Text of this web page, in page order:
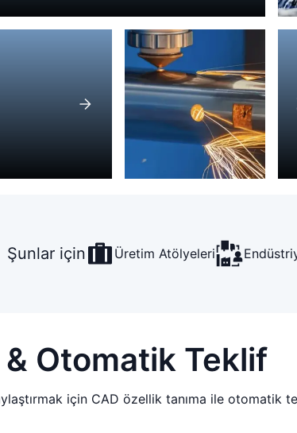
Şunlar için Üretim Atölyeleri
Otomatik Teklif
için CAD özellik tanıma ile otomatik